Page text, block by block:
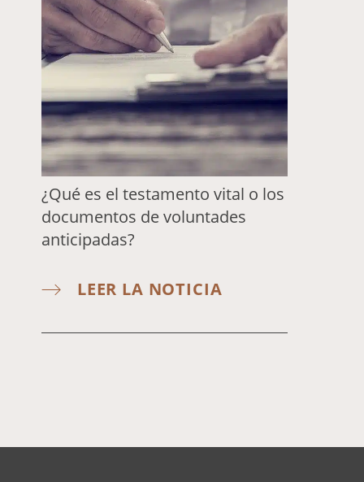
¿Qué es el testamento vital o los
documentos de voluntades
anticipadas?
LEER LA NOTICIA